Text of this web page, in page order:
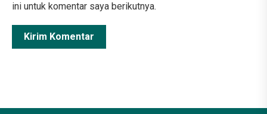
ini untuk komentar saya berikutnya.